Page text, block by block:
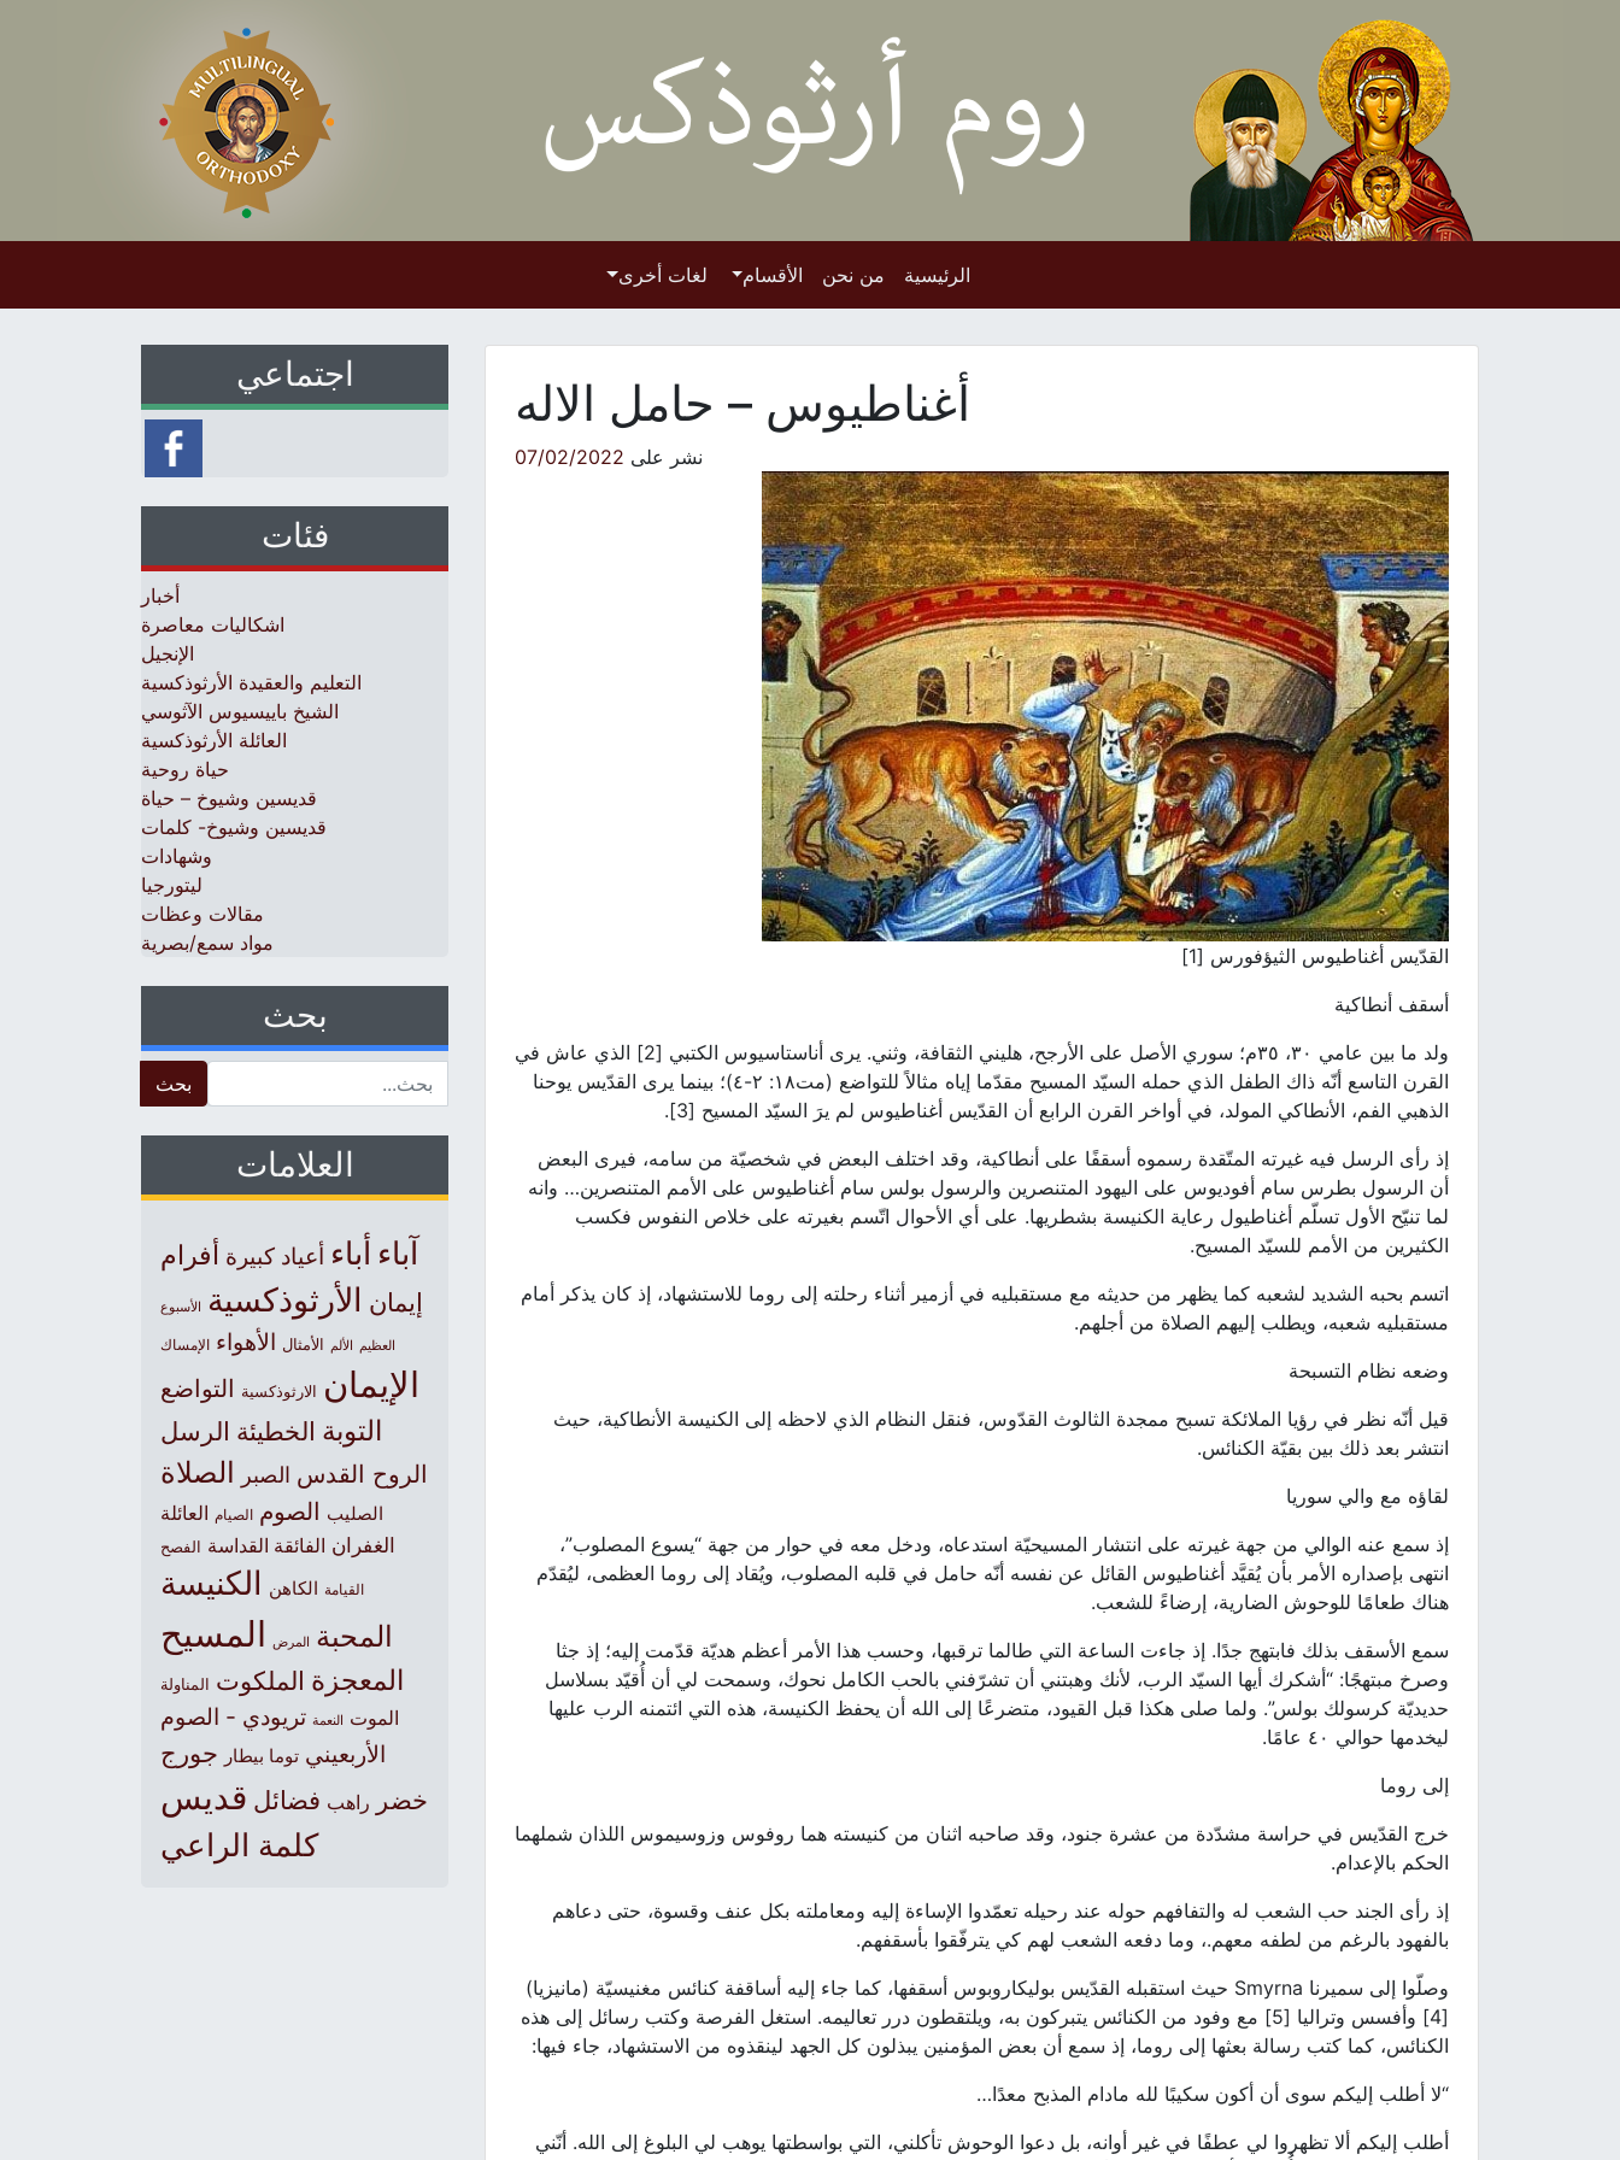
الرئيسية من نحن الأقسام لغات أخرى
أغناطيوس – حامل الاله
نشر على 07/02/2022
القدّيس أغناطيوس الثيؤفورس [1]
أسقف أنطاكية
ولد ما بين عامي ٣٠، ٣٥م؛ سوري الأصل على الأرجح، هليني الثقافة، وثني. يرى أناستاسيوس الكتبي [2] الذي عاش في
القرن التاسع أنّه ذاك الطفل الذي حمله السيّد المسيح مقدّما إياه مثالاً للتواضع (مت١٨: ٢-٤)؛ بينما يرى القدّيس يوحنا
الذهبي الفم، الأنطاكي المولد، في أواخر القرن الرابع أن القدّيس أغناطيوس لم يرَ السيّد المسيح [3].
إذ رأى الرسل فيه غيرته المتّقدة رسموه أسقفًا على أنطاكية، وقد اختلف البعض في شخصيّة من سامه، فيرى البعض
أن الرسول بطرس سام أفوديوس على اليهود المتنصرين والرسول بولس سام أغناطيوس على الأمم المتنصرين… وانه
لما تنيّح الأول تسلّم أغناطيول رعاية الكنيسة بشطريها. على أي الأحوال اتّسم بغيرته على خلاص النفوس فكسب
الكثيرين من الأمم للسيّد المسيح.
اتسم بحبه الشديد لشعبه كما يظهر من حديثه مع مستقبليه في أزمير أثناء رحلته إلى روما للاستشهاد، إذ كان يذكر أمام
مستقبليه شعبه، ويطلب إليهم الصلاة من أجلهم.
وضعه نظام التسبحة
قيل أنّه نظر في رؤيا الملائكة تسبح ممجدة الثالوث القدّوس، فنقل النظام الذي لاحظه إلى الكنيسة الأنطاكية، حيث
انتشر بعد ذلك بين بقيّة الكنائس.
لقاؤه مع والي سوريا
إذ سمع عنه الوالي من جهة غيرته على انتشار المسيحيّة استدعاه، ودخل معه في حوار من جهة “يسوع المصلوب”،
انتهى بإصداره الأمر بأن يُقيَّد أغناطيوس القائل عن نفسه أنّه حامل في قلبه المصلوب، ويُقاد إلى روما العظمى، ليُقدّم
هناك طعامًا للوحوش الضارية، إرضاءً للشعب.
سمع الأسقف بذلك فابتهج جدًا. إذ جاءت الساعة التي طالما ترقبها، وحسب هذا الأمر أعظم هديّة قدّمت إليه؛ إذ جثا
وصرخ مبتهجًا: “أشكرك أيها السيّد الرب، لأنك وهبتني أن تشرّفني بالحب الكامل نحوك، وسمحت لي أن أُقيّد بسلاسل
حديديّة كرسولك بولس”. ولما صلى هكذا قبل القيود، متضرعًا إلى الله أن يحفظ الكنيسة، هذه التي ائتمنه الرب عليها
ليخدمها حوالي ٤٠ عامًا.
إلى روما
خرج القدّيس في حراسة مشدّدة من عشرة جنود، وقد صاحبه اثنان من كنيسته هما روفوس وزوسيموس اللذان شملهما
الحكم بالإعدام.
إذ رأى الجند حب الشعب له والتفافهم حوله عند رحيله تعمّدوا الإساءة إليه ومعاملته بكل عنف وقسوة، حتى دعاهم
بالفهود بالرغم من لطفه معهم.، وما دفعه الشعب لهم كي يترفّقوا بأسقفهم.
وصلّوا إلى سميرنا Smyrna حيث استقبله القدّيس بوليكاروبوس أسقفها، كما جاء إليه أساقفة كنائس مغنيسيّة (مانيزيا)
[4] وأفسس وتراليا [5] مع وفود من الكنائس يتبركون به، ويلتقطون درر تعاليمه. استغل الفرصة وكتب رسائل إلى هذه
الكنائس، كما كتب رسالة بعثها إلى روما، إذ سمع أن بعض المؤمنين يبذلون كل الجهد لينقذوه من الاستشهاد، جاء فيها:
“لا أطلب إليكم سوى أن أكون سكيبًا لله مادام المذبح معدًا…
أطلب إليكم ألا تظهروا لي عطفًا في غير أوانه، بل دعوا الوحوش تأكلني، التي بواسطتها يوهب لي البلوغ إلى الله. أنّني
اجتماعي
فئات
أخبار
اشكاليات معاصرة
الإنجيل
التعليم والعقيدة الأرثوذكسية
الشيخ باييسيوس الآثوسي
العائلة الأرثوذكسية
حياة روحية
قديسين وشيوخ – حياة
قديسين وشيوخ- كلمات
وشهادات
ليتورجيا
مقالات وعظات
مواد سمع/بصرية
بحث
العلامات
آباء أباء أعياد كبيرة أفرام
إيمان الأرثوذكسية الأسبوع
العظيم الألم الأمثال الأهواء الإمساك
الإيمان الارثوذكسية التواضع
التوبة الخطيئة الرسل
الروح القدس الصبر الصلاة
الصليب الصوم الصيام العائلة
الغفران الفائقة القداسة الفصح
القيامة الكاهن الكنيسة
المحبة المرض المسيح
المعجزة الملكوت المناولة
الموت النعمة تريودي - الصوم
الأربعيني توما بيطار جورج
خضر راهب فضائل قديس
كلمة الراعي